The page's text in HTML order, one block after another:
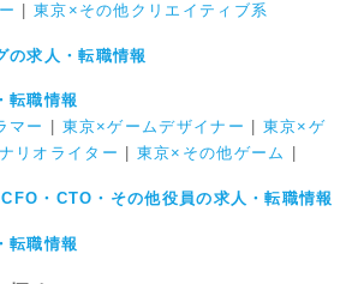
東京×その他クリエイティブ系
の求人・転職情報
転職情報
マー
東京×ゲームデザイナー
東京×ゲ
リオライター
東京×その他ゲーム
・CTO・その他役員の求人・転職情報
転職情報